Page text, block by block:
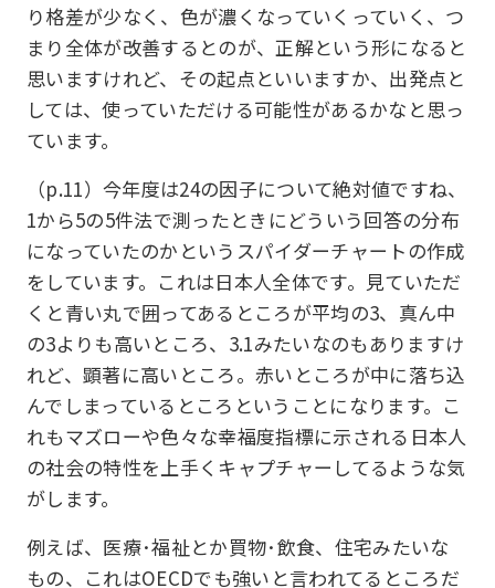
り格差が少なく、色が濃くなっていくっていく、つ
まり全体が改善するとのが、正解という形になると
思いますけれど、その起点といいますか、出発点と
しては、使っていただける可能性があるかなと思っ
ています。
（p.11）今年度は24の因子について絶対値ですね、
1から5の5件法で測ったときにどういう回答の分布
になっていたのかというスパイダーチャートの作成
をしています。これは日本人全体です。見ていただ
くと青い丸で囲ってあるところが平均の3、真ん中
の3よりも高いところ、3.1みたいなのもありますけ
れど、顕著に高いところ。赤いところが中に落ち込
んでしまっているところということになります。こ
れもマズローや色々な幸福度指標に示される日本人
の社会の特性を上手くキャプチャーしてるような気
がします。
例えば、医療･福祉とか買物･飲食、住宅みたいな
もの、これはOECDでも強いと言われてるところだ